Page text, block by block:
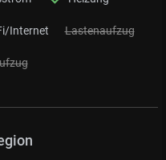
Internet Lastenaufzug